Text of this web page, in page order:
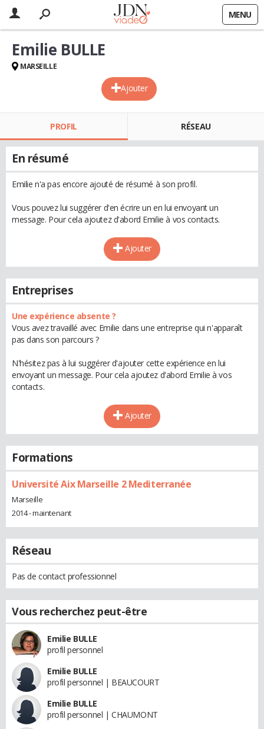
MENU
Ajouter
Emilie BULLE
MARSEILLE
PROFIL RÉSEAU
En résumé
Emilie n'a pas encore ajouté de résumé à son profil.
Vous pouvez lui suggérer d'en écrire un en lui envoyant un
message. Pour cela ajoutez d'abord Emilie à vos contacts.
Ajouter
Entreprises
Une expérience absente ?
Vous avez travaillé avec Emilie dans une entreprise qui n'apparaît
pas dans son parcours ?
N'hésitez pas à lui suggérer d'ajouter cette expérience en lui
envoyant un message. Pour cela ajoutez d'abord Emilie à vos
contacts.
Ajouter
Formations
Université Aix Marseille 2 Mediterranée
Marseille
2014 - maintenant
Réseau
Pas de contact professionnel
Vous recherchez peut-être
Emilie BULLE
profil personnel
Emilie BULLE
profil personnel | BEAUCOURT
Emilie BULLE
profil personnel | CHAUMONT